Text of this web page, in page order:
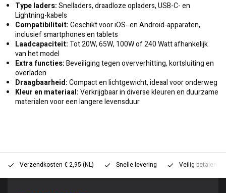
Type laders:Snelladers, draadloze opladers, USB-C- en
Lightning-kabels
Compatibiliteit:Geschikt voor iOS- en Android-apparaten,
inclusief smartphones en tablets
Laadcapaciteit:Tot 20W, 65W, 100W of 240 Watt afhankelijk
van het model
Extra functies:Beveiliging tegen oververhitting, kortsluiting en
overladen
Draagbaarheid:Compact en lichtgewicht, ideaal voor onderweg
Kleur en materiaal:Verkrijgbaar in diverse kleuren en duurzame
materialen voor een langere levensduur
Verzendkosten € 2,95 (NL) Snelle levering Veilig betalen